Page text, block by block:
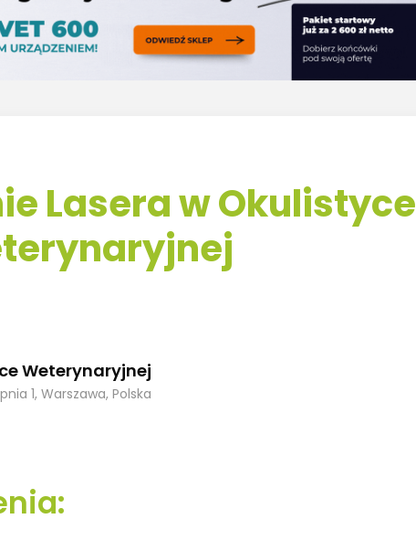
Lasera w Okulistyce
Weterynaryjnej
1, Warszawa, Polska